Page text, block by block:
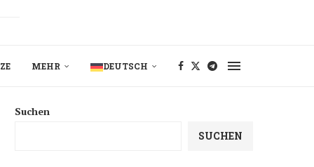
MEHR DEUTSCH
Suchen
SUCHEN